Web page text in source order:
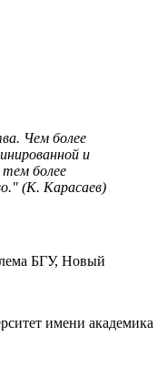
Чем более
и
более
(К. Карасаев)
имени академика